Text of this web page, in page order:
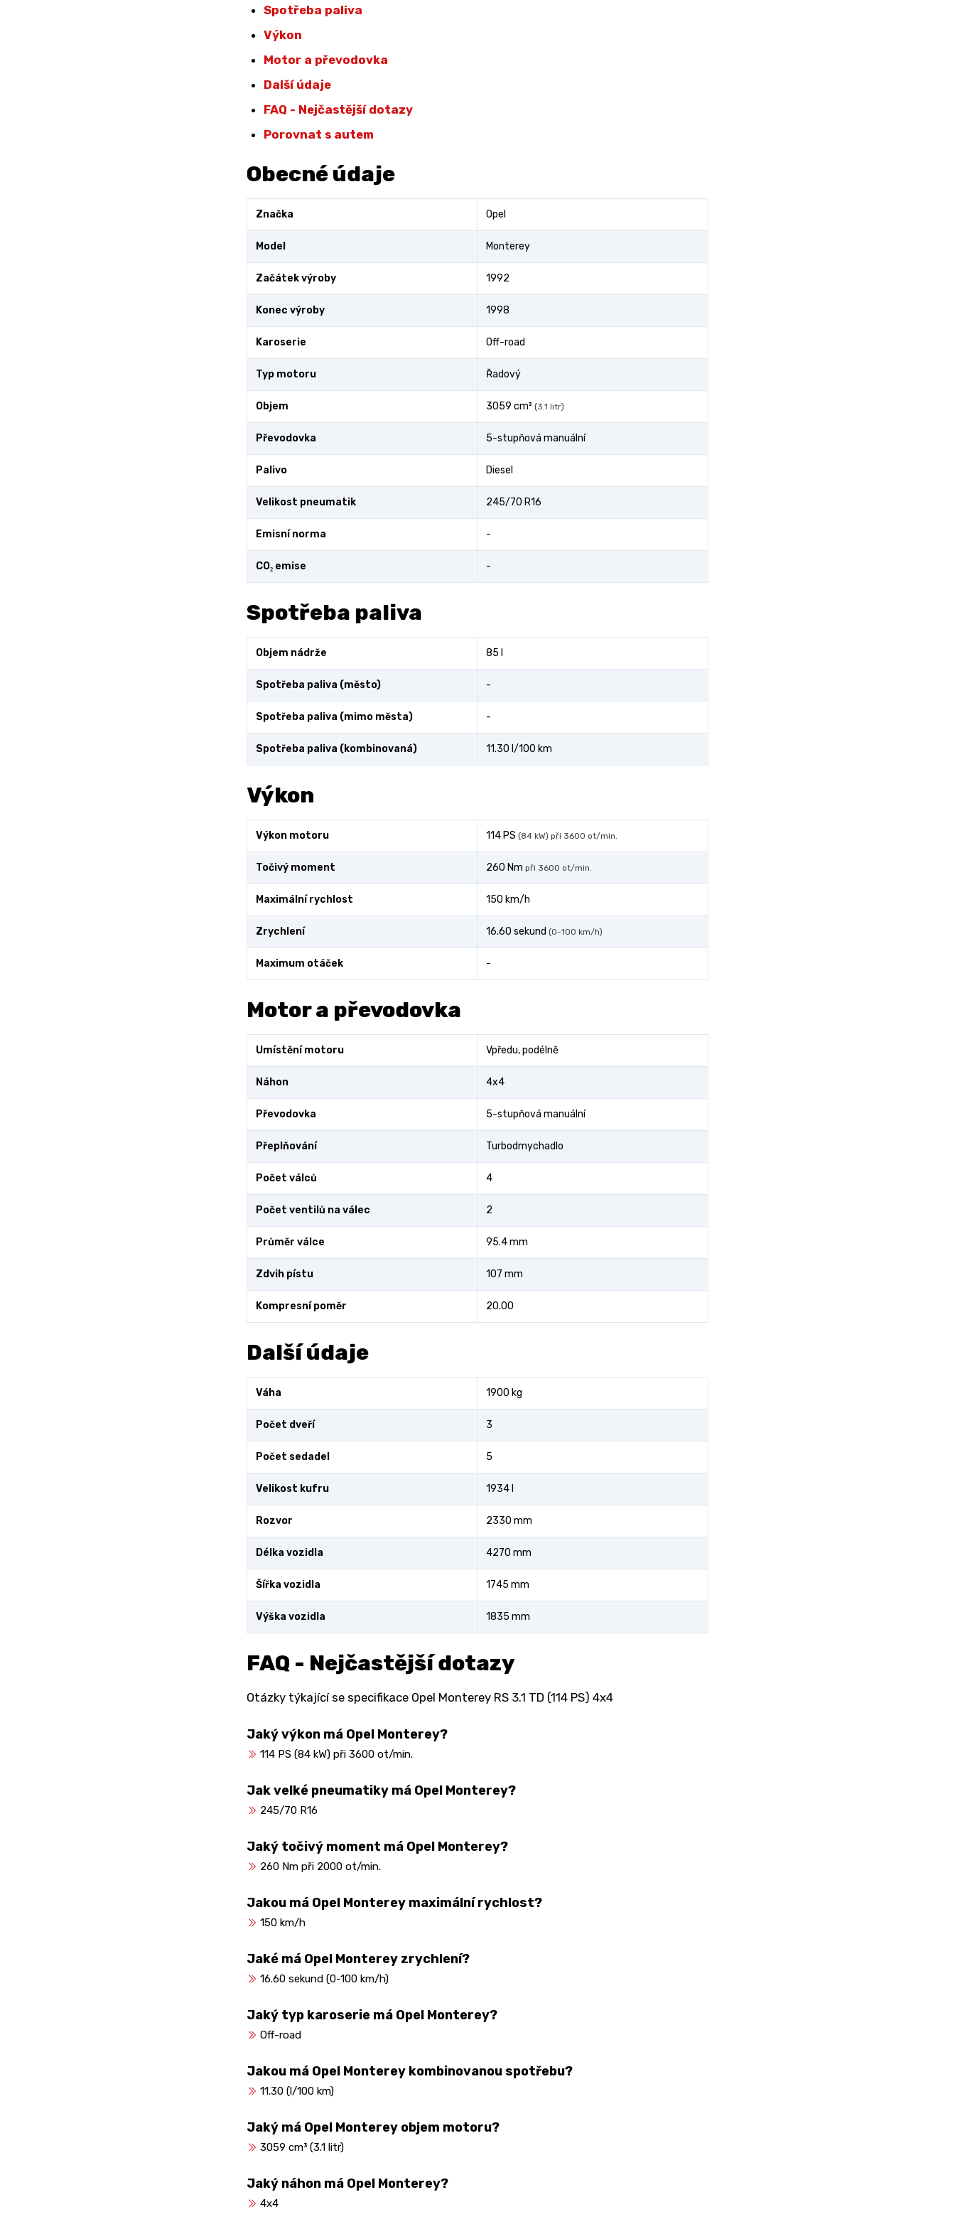
Spotřeba paliva
Výkon
Motor a převodovka
Další údaje
FAQ - Nejčastější dotazy
Porovnat s autem
Obecné údaje
Značka Opel
Model Monterey
Začátek výroby 1992
Konec výroby 1998
Karoserie Off-road
Typ motoru Řadový
Objem 3059 cm³ (3.1 litr)
Převodovka 5-stupňová manuální
Palivo Diesel
Velikost pneumatik 245/70 R16
Emisní norma -
CO₂ emise -
Spotřeba paliva
Objem nádrže 85 l
Spotřeba paliva (město) -
Spotřeba paliva (mimo města) -
Spotřeba paliva (kombinovaná) 11.30 l/100 km
Výkon
Výkon motoru 114 PS (84 kW) při 3600 ot/min.
Točivý moment 260 Nm při 3600 ot/min.
Maximální rychlost 150 km/h
Zrychlení 16.60 sekund (0-100 km/h)
Maximum otáček -
Motor a převodovka
Umístění motoru Vpředu, podélně
Náhon 4x4
Převodovka 5-stupňová manuální
Přeplňování Turbodmychadlo
Počet válců 4
Počet ventilů na válec 2
Průměr válce 95.4 mm
Zdvih pístu 107 mm
Kompresní poměr 20.00
Další údaje
Váha 1900 kg
Počet dveří 3
Počet sedadel 5
Velikost kufru 1934 l
Rozvor 2330 mm
Délka vozidla 4270 mm
Šířka vozidla 1745 mm
Výška vozidla 1835 mm
FAQ - Nejčastější dotazy
Otázky týkající se specifikace Opel Monterey RS 3.1 TD (114 PS) 4x4
Jaký výkon má Opel Monterey?
114 PS (84 kW) při 3600 ot/min.
Jak velké pneumatiky má Opel Monterey?
245/70 R16
Jaký točivý moment má Opel Monterey?
260 Nm při 2000 ot/min.
Jakou má Opel Monterey maximální rychlost?
150 km/h
Jaké má Opel Monterey zrychlení?
16.60 sekund (0-100 km/h)
Jaký typ karoserie má Opel Monterey?
Off-road
Jakou má Opel Monterey kombinovanou spotřebu?
11.30 (l/100 km)
Jaký má Opel Monterey objem motoru?
3059 cm³ (3.1 litr)
Jaký náhon má Opel Monterey?
4x4